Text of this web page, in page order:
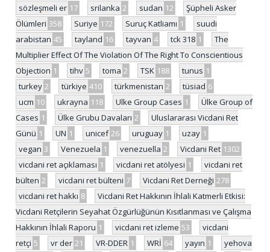
sözleşmeli er 17 srilanka 2 sudan 12
Şüpheli Asker
Ölümleri 358 Suriye 172 Suruç Katliamı 1
suudi
arabistan 45 tayland 16 tayvan 4 tck 318 1
The
Multiplier Effect Of The Violation Of The Right To Conscientious
Objection 1 tihv 5 toma 2 TSK 188 tunus 1
turkey 2 türkiye 410 türkmenistan 2 tüsiad 6
ucm 10 ukrayna 118 Ulke Group Cases 1
Ülke Group of
Cases 1 Ülke Grubu Davaları 2
Uluslararası Vicdani Ret
Günü 1 UN 1 unicef 26 uruguay 1 uzay 1
vegan 3 Venezuela 1 venezuella 2 Vicdani Ret 1302
vicdani ret açıklaması 1 vicdani ret atölyesi 1
vicdani ret
bülten 2 vicdani ret bülteni 7 Vicdani Ret Derneği 278
vicdani ret hakkı 8
Vicdani Ret Hakkının İhlali Katmerli Etkisi:
Vicdani Retçilerin Seyahat Özgürlüğünün Kısıtlanması ve Çalışma
Hakkının İhlali Raporu 1 vicdani ret izleme 53
vicdani
retçi 5 vr der 21 VR-DDER 1 WRİ 64 yayın 1
yehova